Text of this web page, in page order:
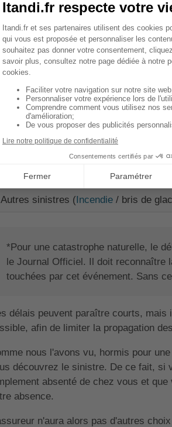
est le délai
habitation
lors que vous prenez connaissance
pour l'envoi de votre déclaration.
les différents délais à respecter
Nature
Vol /
Autres sinistres (Incendie / bris de
*Pour une catastrophe naturelle, le
le Journal Officiel. Il doit reconnaître
touchées par cet événement. Sans
délais peuvent paraître courts,
afin de limiter la propagation
nous l'avons vu, hormis pour
découvrez le sinistre. De ce fait, si
absenté de chez vous et
absence.
n'aura alors pas d'autres